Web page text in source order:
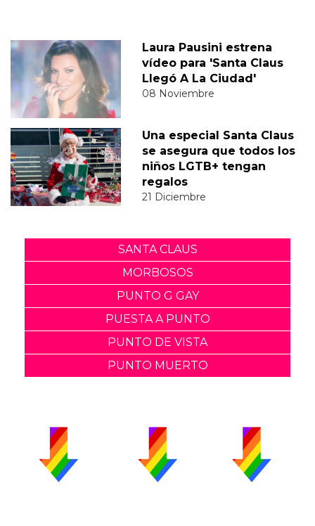
Laura Pausini estrena
vídeo para 'Santa Claus
Llegó A La Ciudad'
08 Noviembre
Una especial Santa Claus
se asegura que todos los
niños LGTB+ tengan
regalos
21 Diciembre
SANTA CLAUS
MORBOSOS
PUNTO G GAY
PUESTA A PUNTO
PUNTO DE VISTA
PUNTO MUERTO